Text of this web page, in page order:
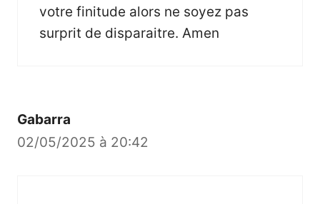
votre finitude alors ne soyez pas
surprit de disparaitre. Amen
Gabarra
02/05/2025 à 20:42